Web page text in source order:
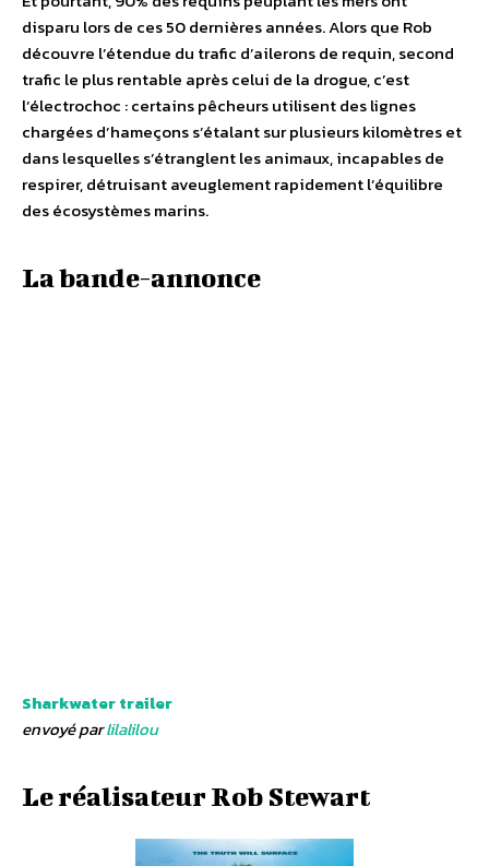
disparu lors de ces 50 dernières années. Alors que Rob
découvre l’étendue du trafic d’ailerons de requin, second
trafic le plus rentable après celui de la drogue, c’est
l’électrochoc : certains pêcheurs utilisent des lignes
chargées d’hameçons s’étalant sur plusieurs kilomètres et
dans lesquelles s’étranglent les animaux, incapables de
respirer, détruisant aveuglement rapidement l’équilibre
des écosystèmes marins.
La bande-annonce
Sharkwater trailer
envoyé parlilalilou
Le réalisateur Rob Stewart